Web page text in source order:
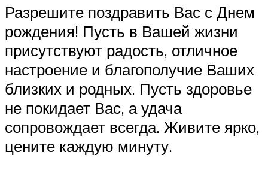
Разрешите поздравить Вас с Днем
рождения! Пусть в Вашей жизни
присутствуют радость, отличное
настроение и благополучие Ваших
близких и родных. Пусть здоровье
не покидает Вас, а удача
сопровождает всегда. Живите ярко,
цените каждую минуту.